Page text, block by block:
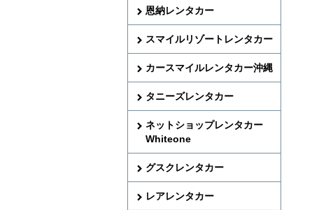
恩納レンタカー
スマイルリゾートレンタカー
カースマイルレンタカー沖縄
タニーズレンタカー
ネットショップレンタカー
Whiteone
グスクレンタカー
レアレンタカー